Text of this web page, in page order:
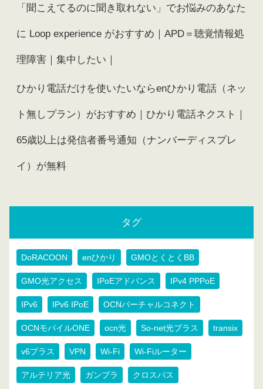
「聞こえてるのに聞き取れない」でお悩みのあなた
に Loop experience がおすすめ｜APD＝聴覚情報処
理障害｜集中したい｜
ひかり電話だけを使いたいならenひかり電話（ネッ
ト無しプラン）がおすすめ｜ひかり電話ネクスト｜
65歳以上は発信者番号通知（ナンバーディスプレ
イ）が無料
タグ
DoRACOON enひかり GMOとくとくBB
GMO光アクセス IPoEアドバンス IPv4 PPPoE
IPv6 IPv6 IPoE OCNバーチャルコネクト
OCNモバイルONE ocn光 So-net光プラス transix
v6プラス VPN Wi-Fi Wi-Fiルーター
アルテリア光 ガンプラ クロスパス